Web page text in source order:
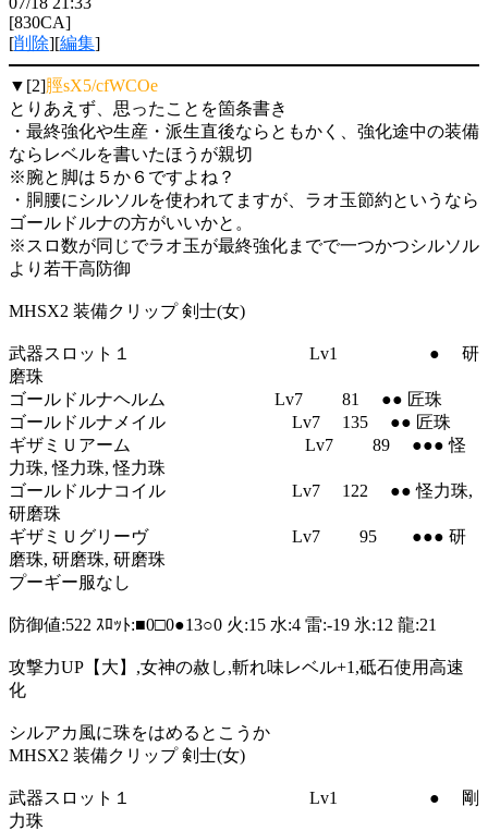
[830CA]
[削除][編集]
▼[2]脛sX5/cfWCOe
とりあえず、思ったことを箇条書き
・最終強化や生産・派生直後ならともかく、強化途中の装備
ならレベルを書いたほうが親切
※腕と脚は５か６ですよね？
・胴腰にシルソルを使われてますが、ラオ玉節約というなら
ゴールドルナの方がいいかと。
※スロ数が同じでラオ玉が最終強化までで一つかつシルソル
より若干高防御
MHSX2 装備クリップ 剣士(女)
武器スロット１ Lv1 ● 研
磨珠
ゴールドルナヘルム Lv7 81 ●● 匠珠
ゴールドルナメイル Lv7 135 ●● 匠珠
ギザミＵアーム Lv7 89 ●●● 怪
力珠, 怪力珠, 怪力珠
ゴールドルナコイル Lv7 122 ●● 怪力珠,
研磨珠
ギザミＵグリーヴ Lv7 95 ●●● 研
磨珠, 研磨珠, 研磨珠
プーギー服なし
防御値:522 ｽﾛｯﾄ:■0□0●13○0 火:15 水:4 雷:-19 氷:12 龍:21
攻撃力UP【大】,女神の赦し,斬れ味レベル+1,砥石使用高速
化
シルアカ風に珠をはめるとこうか
MHSX2 装備クリップ 剣士(女)
武器スロット１ Lv1 ● 剛
力珠